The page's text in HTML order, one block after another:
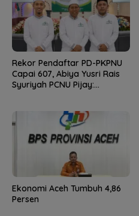
Rekor Pendaftar PD-PKPNU
Capai 607, Abiya Yusri Rais
Syuriyah PCNU Pijay:
Ekonomi Aceh Tumbuh 4,86
Persen